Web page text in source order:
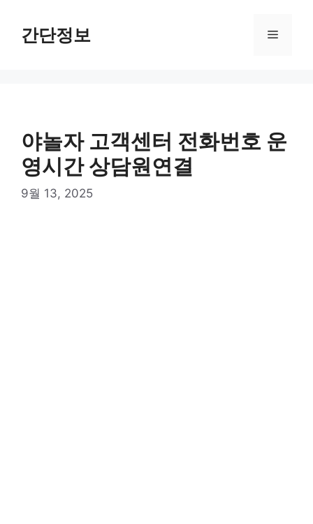
간단정보 메
야놀자 고객센터 전화번호 운
영시간 상담원연결
9월 13, 2025